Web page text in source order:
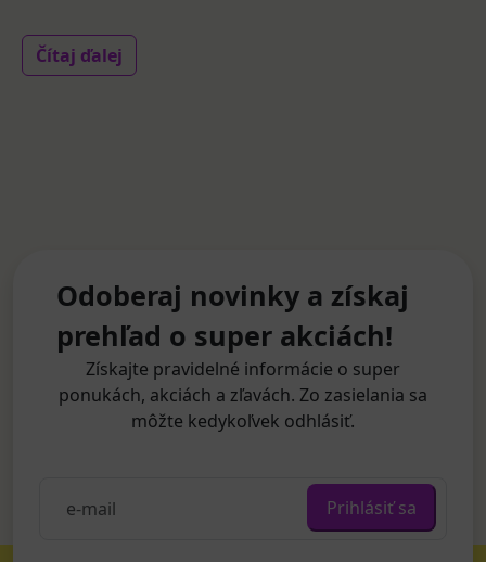
Čítaj ďalej
Odoberaj novinky a získaj
prehľad o super akciách!
Získajte pravidelné informácie o super
ponukách, akciách a zľavách. Zo zasielania sa
môžte kedykoľvek odhlásiť.
Prihlásiť sa